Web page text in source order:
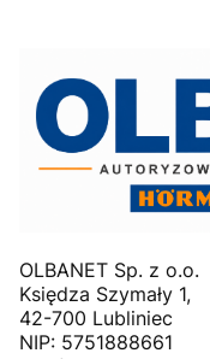
OLBANET Sp. z o.o.
Księdza Szymały 1,
42-700 Lubliniec
NIP: 5751888661